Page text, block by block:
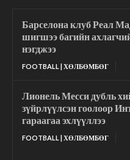
Барселона клуб Реал
шигшээ багийн
нэгджээ
FOOTBALL | ХӨЛБӨМБӨГ
Лионель Месси дубль
зүйрлүүлсэн гоолоор
гараагаа эхлүүллээ
FOOTBALL | ХӨЛБӨМБӨГ